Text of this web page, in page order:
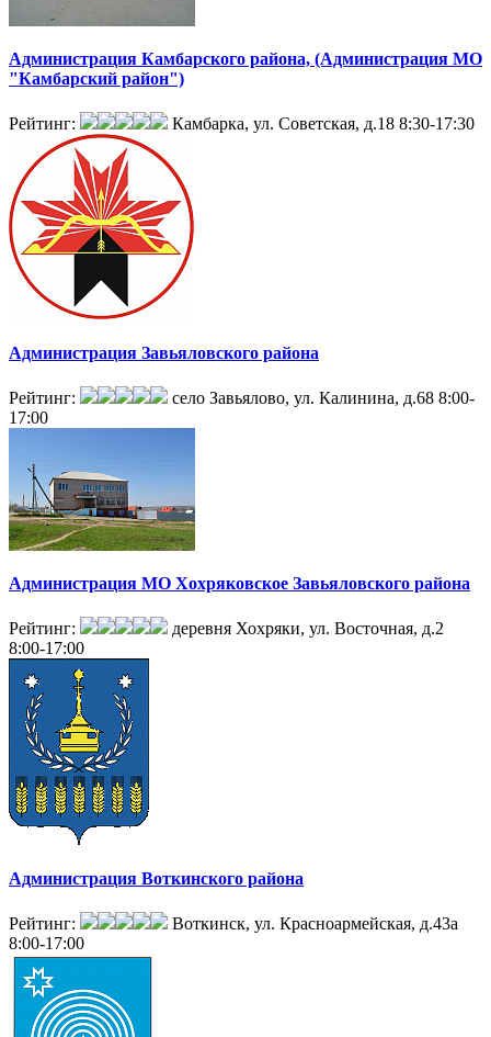
Администрация Камбарского района, (Администрация МО
"Камбарский район")
Рейтинг: Камбарка, ул. Советская, д.18 8:30-17:30
Администрация Завьяловского района
Рейтинг: село Завьялово, ул. Калинина, д.68 8:00-
17:00
Администрация МО Хохряковское Завьяловского района
Рейтинг:
деревня Хохряки, ул. Восточная, д.2
8:00-17:00
Администрация Воткинского района
Рейтинг:
Воткинск, ул. Красноармейская, д.43а
8:00-17:00